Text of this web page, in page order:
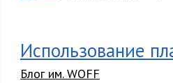
Использование
Блог им. WOFF